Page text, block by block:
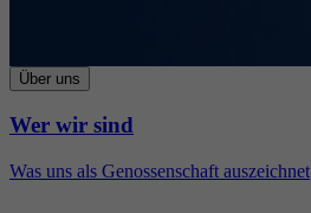
Über uns
Wer wir sind
Was uns als Genossenschaft auszeichnet